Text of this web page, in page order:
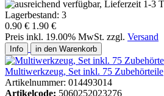
0.90 € 1.90 €
Preis inkl. 19.00% MwSt. zzgl. Versand
Info in den Warenkorb
Multiwerkzeug, Set inkl. 75 Zubehörteile
Artikelnummer: 014493014
Artikelcode: 5060252023276